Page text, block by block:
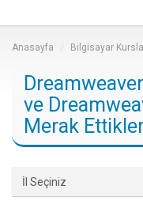
Anasayfa Bilgisayar
ve
Merak